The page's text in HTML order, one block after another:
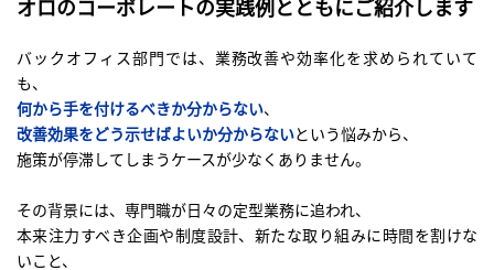
オロのコーポレートの実践例とともにご紹介します
バックオフィス部門では、業務改善や効率化を求められていて
も、
何から手を付けるべきか分からない、
改善効果をどう示せばよいか分からないという悩みから、
施策が停滞してしまうケースが少なくありません。
その背景には、専門職が日々の定型業務に追われ、
本来注力すべき企画や制度設計、新たな取り組みに時間を割けな
いこと、